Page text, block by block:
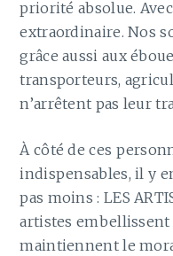
priorité absolue.
extraordinaire. Nos
grâce aussi aux
transporteurs,
n’arrêtent pas leur
À côté de ces
indispensables, il y
pas moins : LES
artistes
maintiennent le